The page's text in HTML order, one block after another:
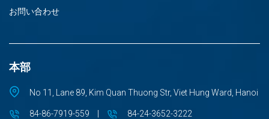
お問い合わせ
本部
No 11, Lane 89, Kim Quan Thuong Str, Viet Hung Ward, Hanoi
84-86-7919-559 84-24-3652-3222